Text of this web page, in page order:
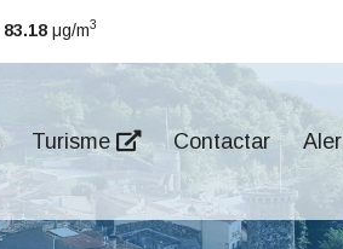
83.18 μg/m3
Turisme Contactar